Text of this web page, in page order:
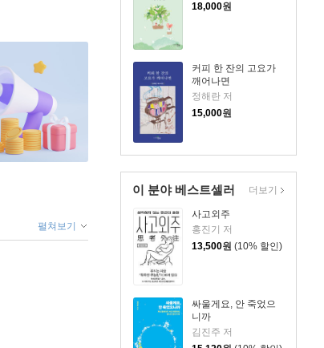
18,000원
커피 한 잔의 고요가
깨어나면
정해란 저
15,000원
이 분야 베스트셀러
사고외주
홍진기 저
13,500원 (10% 할인)
싸울게요, 안 죽었으
니까
김진주 저
더보기
펼쳐보기